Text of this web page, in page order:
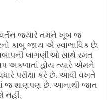
વર્તન જ્યારે તમને ખૂબ જ
કાબૂ જાય એ સ્વાભાવિક છે.
લાગણીઓ સાથે રમત
અકળાતાં હોય ત્યારે એમને
પરીક્ષા કરે છે. આવી વખતે
જ શાણપણ છે. આનાથી જાત
નહીં.